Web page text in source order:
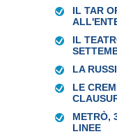
IL TAR
IL
LA
LE
METRÒ,
LINEE